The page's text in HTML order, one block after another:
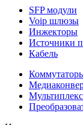
SFP модули
Voip шлюзы
Инжекторы
Источники
Кабель